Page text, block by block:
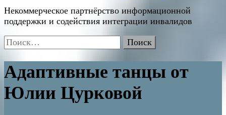
Некоммерческое партнёрство информационной
поддержки и содействия интеграции инвалидов
Найти:
Адаптивные танцы от
Юлии Цурковой